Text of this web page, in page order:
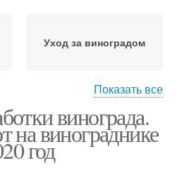
Уход за виноградом
Показать все
винограда.
на винограднике
год